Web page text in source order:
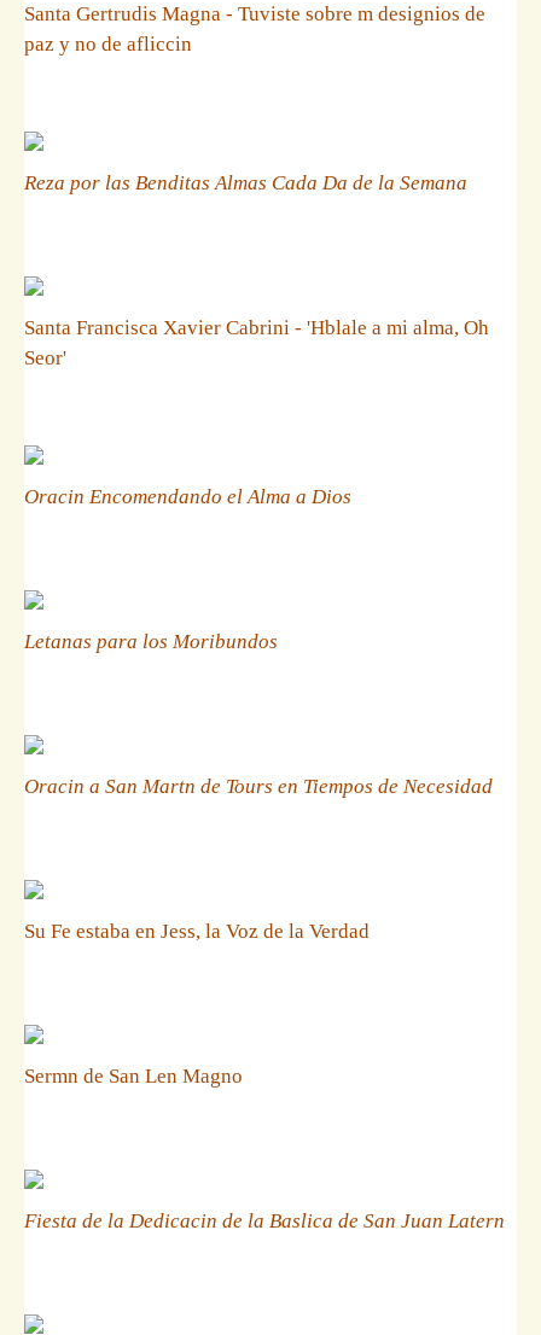
Santa Gertrudis Magna - Tuviste sobre m designios de
paz y no de afliccin
Reza por las Benditas Almas Cada Da de la Semana
Santa Francisca Xavier Cabrini - 'Hblale a mi alma, Oh
Seor'
Oracin Encomendando el Alma a Dios
Letanas para los Moribundos
Oracin a San Martn de Tours en Tiempos de Necesidad
Su Fe estaba en Jess, la Voz de la Verdad
Sermn de San Len Magno
Fiesta de la Dedicacin de la Baslica de San Juan Latern